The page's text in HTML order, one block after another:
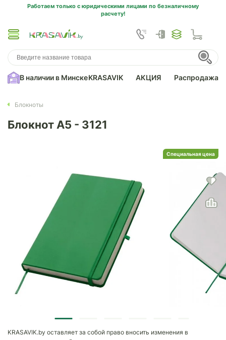
Работаем только с юридическими лицами по безналичному
расчету!
В наличии в МинскеKRASAVIK АКЦИЯ Распродажа
Блокноты
Блокнот A5 - 3121
Специальная цена
KRASAVIK.by оставляет за собой право вносить изменения в